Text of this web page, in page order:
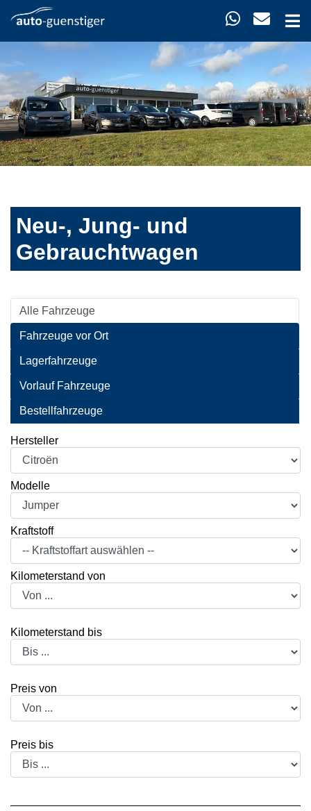
Neu-, Jung- und
Gebrauchtwagen
Alle Fahrzeuge
Fahrzeuge vor Ort
Lagerfahrzeuge
Vorlauf Fahrzeuge
Bestellfahrzeuge
Hersteller
Modelle
Kraftstoff
Kilometerstand von
Kilometerstand bis
Preis von
Preis bis